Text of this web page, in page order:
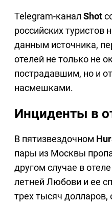
Telegram-канал Shot
российских туристов
данным источника,
отелей не только не
пострадавшим, но и
насмешками.
Инциденты в
В пятизвездочном
пары из Москвы
другом случае в отеле
летней Любови и ее
трех тысяч